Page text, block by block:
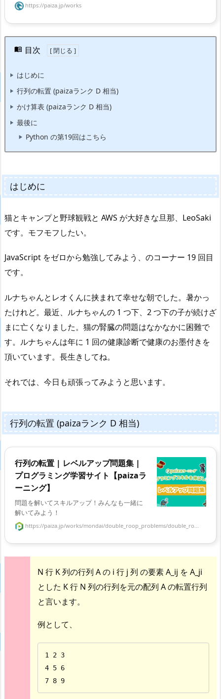
https://paiza.jp/works
目次
はじめに
行列の転置 (paizaランク D 相当)
かけ算表 (paizaランク D 相当)
最後に
Python の第19回はこちら
はじめに
猫とキャンプと野球観戦と AWS が大好きな旦那、LeoSaki
です。モフモフしたい。
JavaScript をゼロから勉強してみよう、のコーナー 19 回目
です。
ルナちゃんとレオくんに挟まれて幸せな朝でした。暑かっ
たけれど。最近、ルナちゃんの 1 つ下、2 つ下の子が続けざ
まに亡くなりました。猫の腎臓の問題はなかなかに困難で
す。ルナちゃんは年に 1 回の健康診断で健康のお墨付きを
頂いています。長生きしてね。
それでは、今日も頑張ってみようと思います。
行列の転置 (paizaランク D 相当)
行列の転置 | レベルアップ問題集 |
プログラミング学習サイト【paizaラ
ーニング】
問題を解いてスキルアップ！みんなも一緒に
解いてみよう！
https://paiza.jp/works/mondai/double_roop_problems/double_ro...
N 行 K 列の行列 A の i 行 j 列 の要素 A_ij を A_ji
とした K 行 N 列の行列を元の配列 A の転置行列
と言います。
例として、
1 2 3
4 5 6
7 8 9